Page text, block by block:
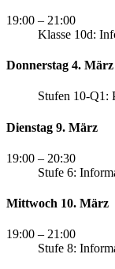
19:00 – 21:00
Klasse 10d:
Donnerstag 4.
Stufen 10-Q1:
Dienstag 9. März
19:00 – 20:30
Stufe 6:
Mittwoch 10. März
19:00 – 21:00
Stufe 8: